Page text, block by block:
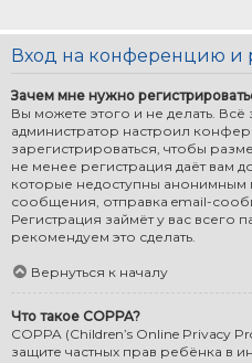
Вход на конференцию и
Зачем мне нужно
Вы можете этого и не делать. Всё
администратор настроил
зарегистрироваться, чтобы
не менее регистрация даёт вам
которые недоступны анонимным
сообщения, отправка email-
Регистрация займёт у вас всего
рекомендуем это сделать.
Вернуться к началу
Что такое COPPA?
COPPA (Children’s Online Privacy
защите частных прав ребёнка в